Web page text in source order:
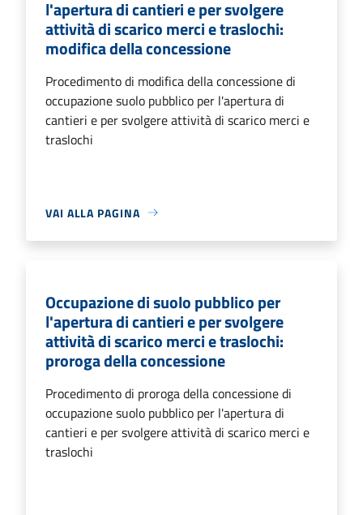
l'apertura di cantieri e per svolgere
attività di scarico merci e traslochi:
modifica della concessione
Procedimento di modifica della concessione di
occupazione suolo pubblico per l'apertura di
cantieri e per svolgere attività di scarico merci e
traslochi
VAI ALLA PAGINA
Occupazione di suolo pubblico per
l'apertura di cantieri e per svolgere
attività di scarico merci e traslochi:
proroga della concessione
Procedimento di proroga della concessione di
occupazione suolo pubblico per l'apertura di
cantieri e per svolgere attività di scarico merci e
traslochi